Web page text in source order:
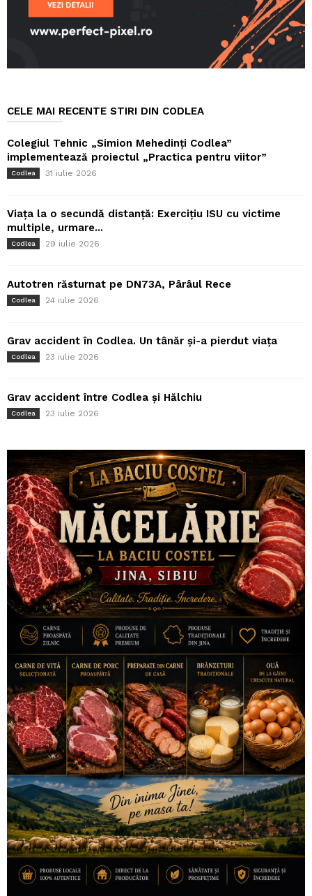
CELE MAI RECENTE STIRI DIN CODLEA
Colegiul Tehnic „Simion Mehedinți Codlea”
implementează proiectul „Practica pentru viitor”
Codlea 31 iulie 2026
Viața la o secundă distanță: Exercițiu ISU cu victime
multiple, urmare...
Codlea 29 iulie 2026
Autotren răsturnat pe DN73A, Pârâul Rece
Codlea 24 iulie 2026
Grav accident în Codlea. Un tânăr și-a pierdut viața
Codlea 23 iulie 2026
Grav accident între Codlea și Hălchiu
Codlea 23 iulie 2026